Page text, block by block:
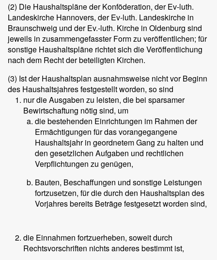
(2) Die Haushaltspläne der Konföderation, der Ev-luth.
Landeskirche Hannovers, der Ev-luth. Landeskirche in
Braunschweig und der Ev.-luth. Kirche in Oldenburg sind
jeweils in zusammengefasster Form zu veröffentlichen; für
sonstige Haushaltspläne richtet sich die Veröffentlichung
nach dem Recht der beteiligten Kirchen.
(3) Ist der Haushaltsplan ausnahmsweise nicht vor Beginn
des Haushaltsjahres festgestellt worden, so sind
nur die Ausgaben zu leisten, die bei sparsamer
Bewirtschaftung nötig sind, um
die bestehenden Einrichtungen im Rahmen der
Ermächtigungen für das vorangegangene
Haushaltsjahr in geordnetem Gang zu halten und
den gesetzlichen Aufgaben und rechtlichen
Verpflichtungen zu genügen,
Bauten, Beschaffungen und sonstige Leistungen
fortzusetzen, für die durch den Haushaltsplan des
Vorjahres bereits Beträge festgesetzt worden sind,
die Einnahmen fortzuerheben, soweit durch
Rechtsvorschriften nichts anderes bestimmt ist,